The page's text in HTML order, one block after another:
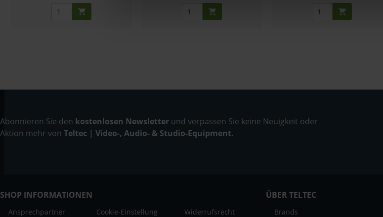
Abonnieren Sie den kostenlosen Newsletter und verpassen Sie keine Neuigkeit oder
Aktion mehr von Teltec | Video-, Audio- & Studio-Equipment.
SHOP INFORMATIONEN
Ansprechpartner
Cookie-Einstellung
Widerrufsrecht
ÜBER TELTEC
Brands